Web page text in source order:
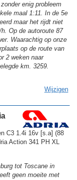
enig probleem
maal 1:11. In de 5e
maar het rijdt niet
Op de autoroute 87
Waarachtig op onze
op de route van
2 weken naar
km. 3259.
Wijzigen
C3 1.4i 16v [s.a] (88
Action 341 PH XL
tot Toscane in
geen moeite met